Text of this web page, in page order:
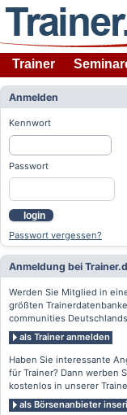
Trainer
Anmelden
Kennwort
Passwort
login
Passwort vergessen?
Anmeldung bei
Werden Sie Mitglied in
größten
communities
als Trainer anmelden
Haben Sie interessante
für Trainer? Dann werben
kostenlos in unserer
als Börsenanbieter